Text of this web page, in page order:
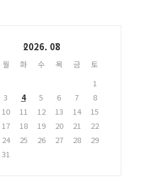
2026. 08
월 화 수 목 금
토
1
3 4 5 6 7
8
10 11 12 13 14
15
17 18 19 20 21
22
24 25 26 27 28
29
31